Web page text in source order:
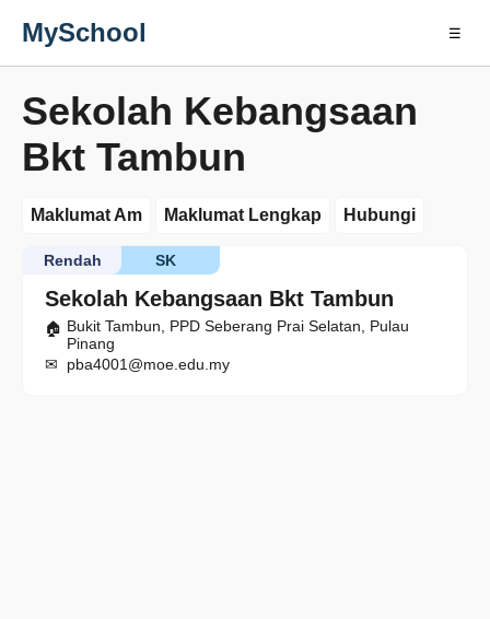
MySchool ☰
Sekolah Kebangsaan
Bkt Tambun
Maklumat Am Maklumat Lengkap Hubungi
Sekolah Kebangsaan Bkt Tambun
SK
Rendah
Bukit Tambun, PPD Seberang Prai Selatan, Pulau
Pinang
pba4001@moe.edu.my